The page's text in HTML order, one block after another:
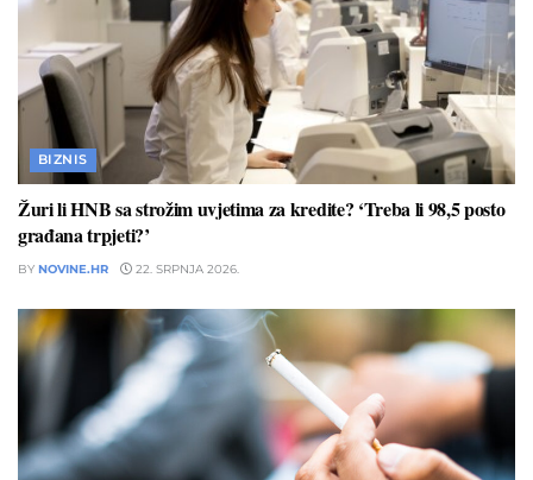
BIZNIS
Žuri li HNB sa strožim uvjetima za kredite? ‘Treba li 98,5 posto
građana trpjeti?’
BY NOVINE.HR 22. SRPNJA 2026.